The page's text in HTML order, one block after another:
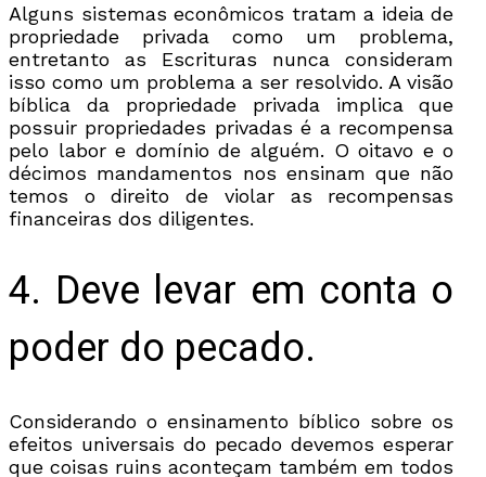
Alguns sistemas econômicos tratam a ideia de
propriedade privada como um problema,
entretanto as Escrituras nunca consideram
isso como um problema a ser resolvido. A visão
bíblica da propriedade privada implica que
possuir propriedades privadas é a recompensa
pelo labor e domínio de alguém. O oitavo e o
décimos mandamentos nos ensinam que não
temos o direito de violar as recompensas
financeiras dos diligentes.
4. Deve levar em conta o
poder do pecado.
Considerando o ensinamento bíblico sobre os
efeitos universais do pecado devemos esperar
que coisas ruins aconteçam também em todos